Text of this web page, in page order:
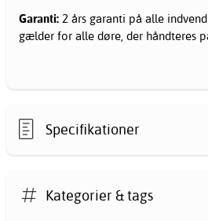
Garanti: 2 års garanti på alle
gælder for alle døre, der håndteres
Specifikationer
Kategorier & tags